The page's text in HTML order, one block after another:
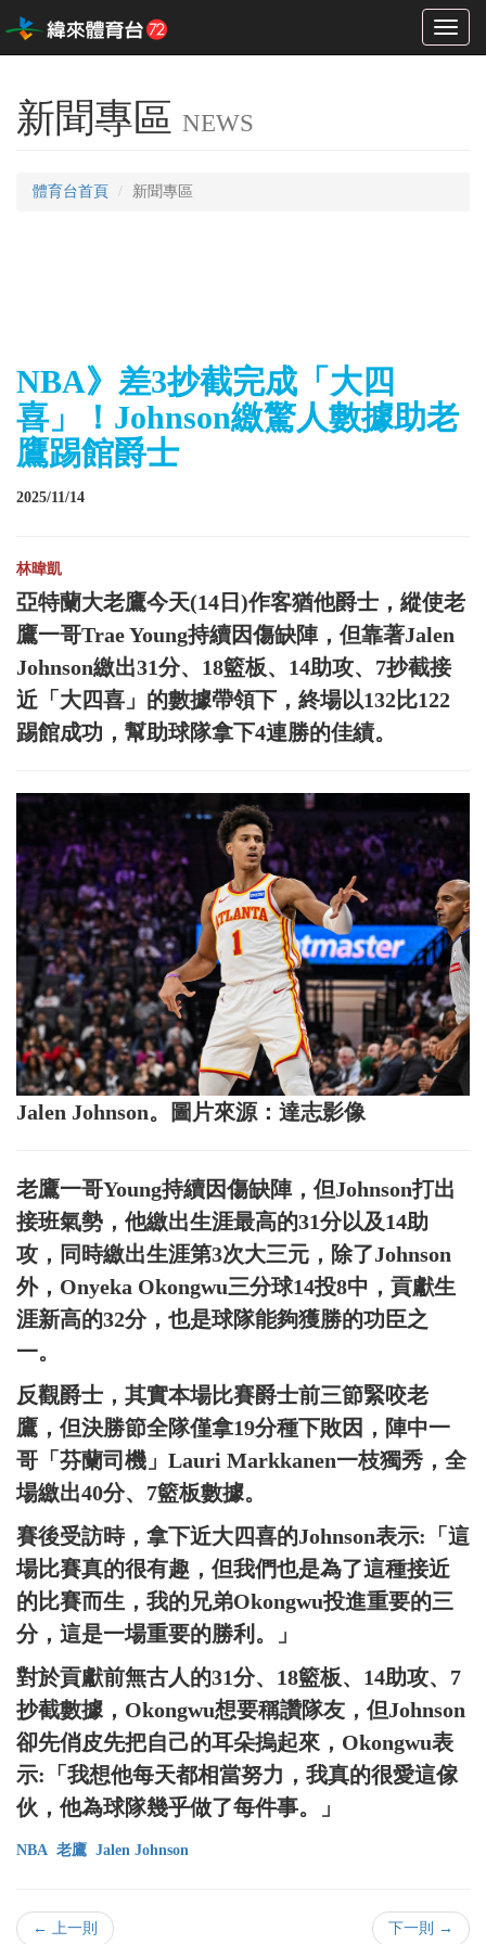
Toggle
新聞專區 NEWS
體育台首頁 新聞專區
NBA》差3抄截完成「大四
喜」！Johnson繳驚人數據助老
鷹踢館爵士
2025/11/14
林暐凱
亞特蘭大老鷹今天(14日)作客猶他爵士，縱使老
鷹一哥Trae Young持續因傷缺陣，但靠著Jalen
Johnson繳出31分、18籃板、14助攻、7抄截接
近「大四喜」的數據帶領下，終場以132比122
踢館成功，幫助球隊拿下4連勝的佳績。
Jalen Johnson。圖片來源：達志影像
老鷹一哥Young持續因傷缺陣，但Johnson打出
接班氣勢，他繳出生涯最高的31分以及14助
攻，同時繳出生涯第3次大三元，除了Johnson
外，Onyeka Okongwu三分球14投8中，貢獻生
涯新高的32分，也是球隊能夠獲勝的功臣之
一。
反觀爵士，其實本場比賽爵士前三節緊咬老
鷹，但決勝節全隊僅拿19分種下敗因，陣中一
哥「芬蘭司機」Lauri Markkanen一枝獨秀，全
場繳出40分、7籃板數據。
賽後受訪時，拿下近大四喜的Johnson表示:「這
場比賽真的很有趣，但我們也是為了這種接近
的比賽而生，我的兄弟Okongwu投進重要的三
分，這是一場重要的勝利。」
對於貢獻前無古人的31分、18籃板、14助攻、7
抄截數據，Okongwu想要稱讚隊友，但Johnson
卻先俏皮先把自己的耳朵摀起來，Okongwu表
示:「我想他每天都相當努力，我真的很愛這傢
伙，他為球隊幾乎做了每件事。」
NBA 老鷹 Jalen Johnson
← 上一則 下一則 →